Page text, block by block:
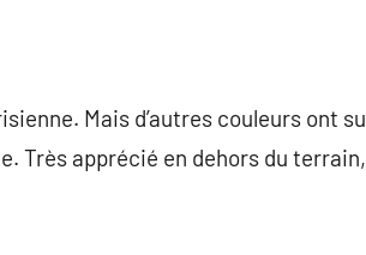
Mais d’autres couleurs ont su
Très apprécié en dehors du terrain,